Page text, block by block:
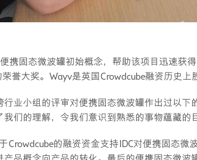
携固态微波罐初始概念，帮助该项目迅速获
荣誉大奖。Wayv是英国Crowdcube融资历史上
行业小组的评审对便携固态微波罐作出过以
我们的理解，令我们意识到熟悉的事物蕴藏的
Crowdcube的融资资金支持IDC对便携固态